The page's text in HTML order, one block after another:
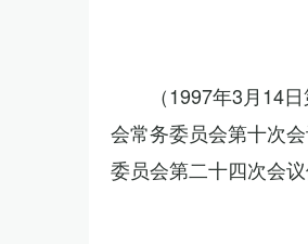
（1997年3月14
会常务委员会第十次
委员会第二十四次会议